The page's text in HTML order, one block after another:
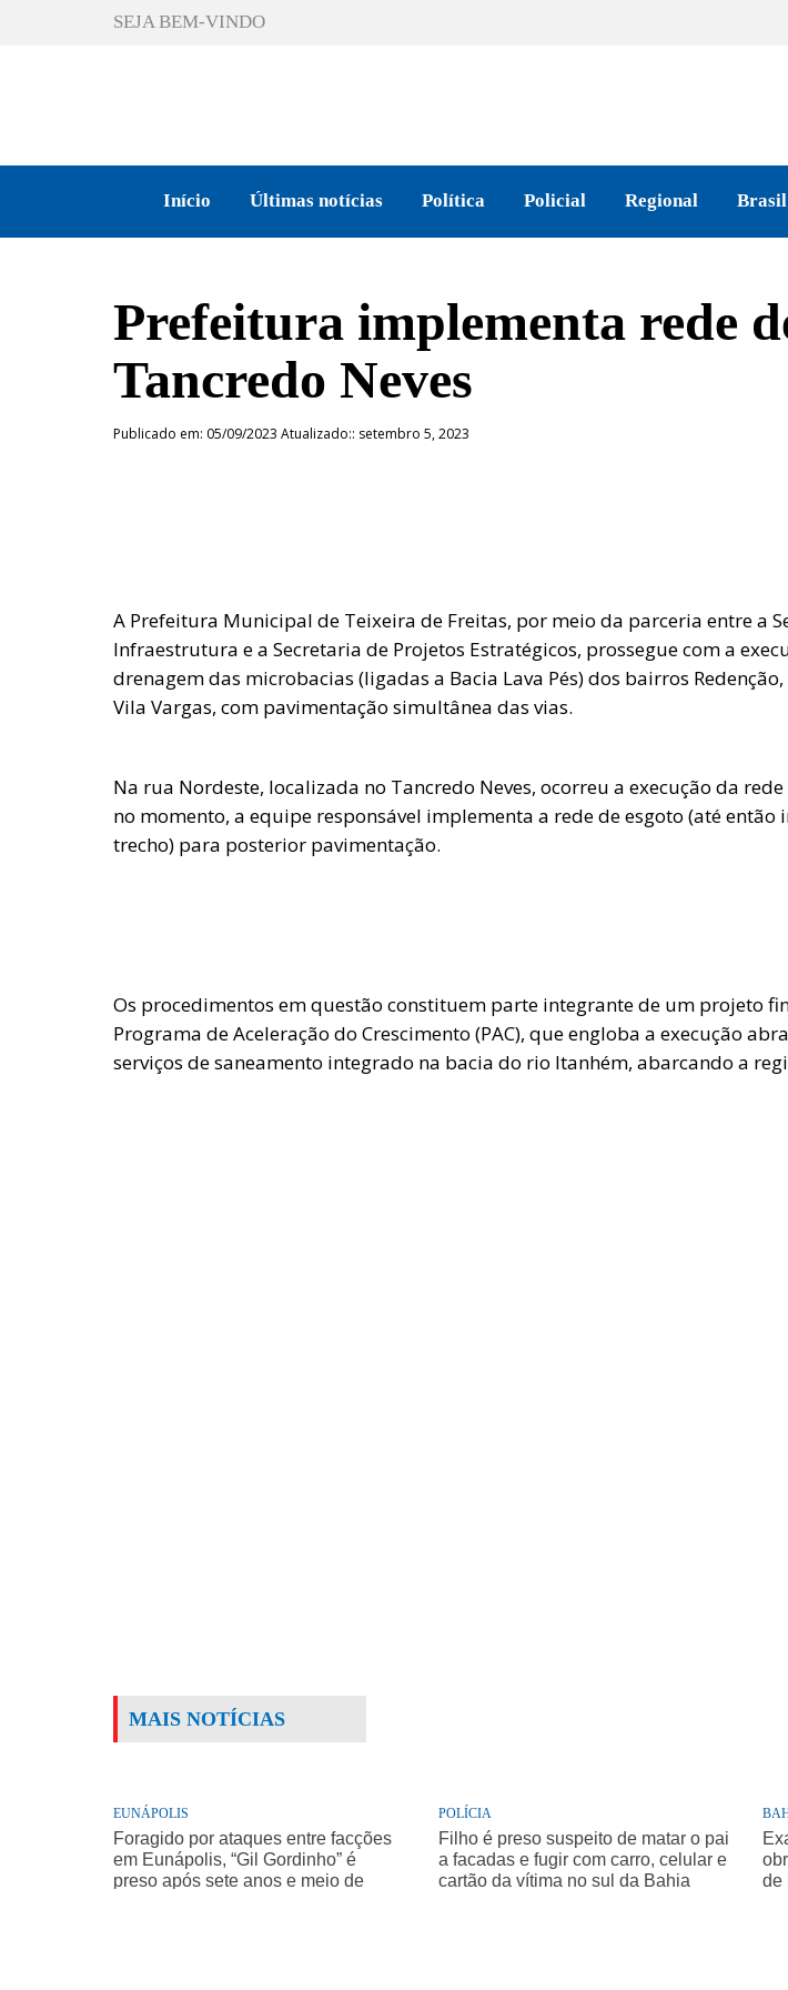
SEJA BEM-VINDO
Início Últimas notícias Política Policial Regional Brasil
Prefeitura implementa rede
Tancredo Neves
Publicado em: 05/09/2023 Atualizado:: setembro 5, 2023
A Prefeitura Municipal de Teixeira de Freitas, por meio da parceria entre a
Infraestrutura e a Secretaria de Projetos Estratégicos, prossegue com a
drenagem das microbacias (ligadas a Bacia Lava Pés) dos bairros
Vila Vargas, com pavimentação simultânea das vias.
Na rua Nordeste, localizada no Tancredo Neves, ocorreu a execução da
no momento, a equipe responsável implementa a rede de esgoto (até então
trecho) para posterior pavimentação.
Os procedimentos em questão constituem parte integrante de um projeto
Programa de Aceleração do Crescimento (PAC), que engloba a execução
serviços de saneamento integrado na bacia do rio Itanhém, abarcando a
MAIS NOTÍCIAS
EUNÁPOLIS
Foragido por ataques entre facções
em Eunápolis, “Gil Gordinho” é
preso após sete anos e meio de
POLÍCIA
Filho é preso suspeito de matar o pai
a facadas e fugir com carro, celular e
cartão da vítima no sul da Bahia
de